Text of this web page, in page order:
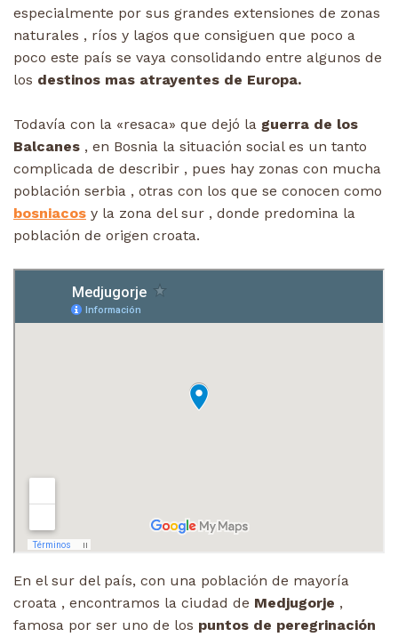
especialmente por sus grandes extensiones de zonas
naturales , ríos y lagos que consiguen que poco a
poco este país se vaya consolidando entre algunos de
los destinos mas atrayentes de Europa.
Todavía con la «resaca» que dejó la guerra de los
Balcanes , en Bosnia la situación social es un tanto
complicada de describir , pues hay zonas con mucha
población serbia , otras con los que se conocen como
bosniacos y la zona del sur , donde predomina la
población de origen croata.
En el sur del país, con una población de mayoría
croata , encontramos la ciudad de Medjugorje ,
famosa por ser uno de los puntos de peregrinación